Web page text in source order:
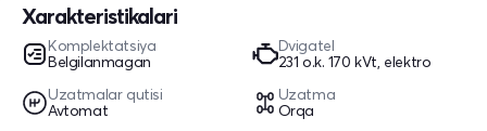
Xarakteristikalari
Komplektatsiya
Belgilanmagan
Dvigatel
231 o.k. 170 kVt, elektro
Uzatmalar qutisi
Avtomat
Uzatma
Orqa